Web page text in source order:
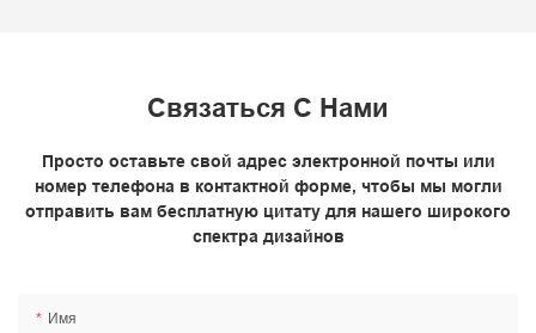
Связаться С Нами
Просто оставьте свой адрес электронной почты или
номер телефона в контактной форме, чтобы мы могли
отправить вам бесплатную цитату для нашего широкого
спектра дизайнов
Имя